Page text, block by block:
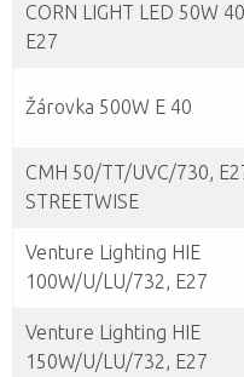
CORN LIGHT LED 50W
E27
Žárovka 500W E 40
CMH 50/TT/UVC/730,
STREETWISE
Venture Lighting HIE
100W/U/LU/732, E27
Venture Lighting HIE
150W/U/LU/732, E27